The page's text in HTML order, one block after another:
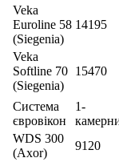
Veka
Euroline 58
(Siegenia)
14195
Veka
Softline 70
(Siegenia)
15470
Система
євровікон
1-
WDS 300
(Axor)
9120